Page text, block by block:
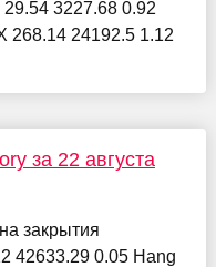
3227.68 0.92
268.14 24192.5 1.12
за 22 августа
закрытия
42633.29 0.05 Hang